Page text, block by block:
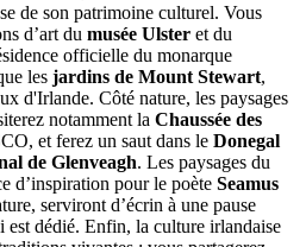
de son patrimoine culturel. Vous
d’art du musée Ulster et du
officielle du monarque
les jardins de Mount Stewart,
d'Irlande. Côté nature, les paysages
notamment la Chaussée des
et ferez un saut dans le Donegal
de Glenveagh. Les paysages du
d’inspiration pour le poète Seamus
serviront d’écrin à une pause
est dédié. Enfin, la culture irlandaise